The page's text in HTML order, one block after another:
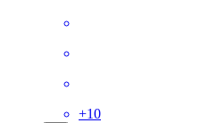
+10